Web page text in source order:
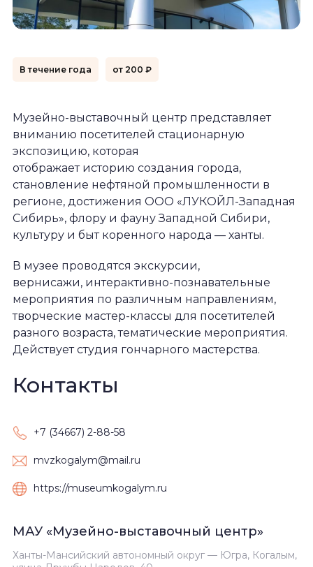
В течение года от 200 ₽
Музейно-выставочный центр представляет
вниманию посетителей стационарную
экспозицию, которая
отображает историю создания города,
становление нефтяной промышленности в
регионе, достижения ООО «ЛУКОЙЛ-Западная
Сибирь», флору и фауну Западной Сибири,
культуру и быт коренного народа — ханты.
В музее проводятся экскурсии,
вернисажи, интерактивно-познавательные
мероприятия по различным направлениям,
творческие мастер-классы для посетителей
разного возраста, тематические мероприятия.
Действует студия гончарного мастерства.
Контакты
+7 (34667) 2-88-58
mvzkogalym@mail.ru
https://museumkogalym.ru
МАУ «Музейно-выставочный центр»
Ханты-Мансийский автономный округ — Югра, Когалым,